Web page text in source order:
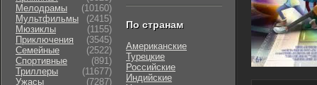
Мелодрамы
(10160)
Мультфильмы
(2415)
Мюзиклы
(1155)
Приключения
(3545)
Семейные
(2522)
Cпортивные
(891)
Триллеры
(11677)
Ужасы
(7287)
По странам
Американские
Турецкие
Российские
Индийские